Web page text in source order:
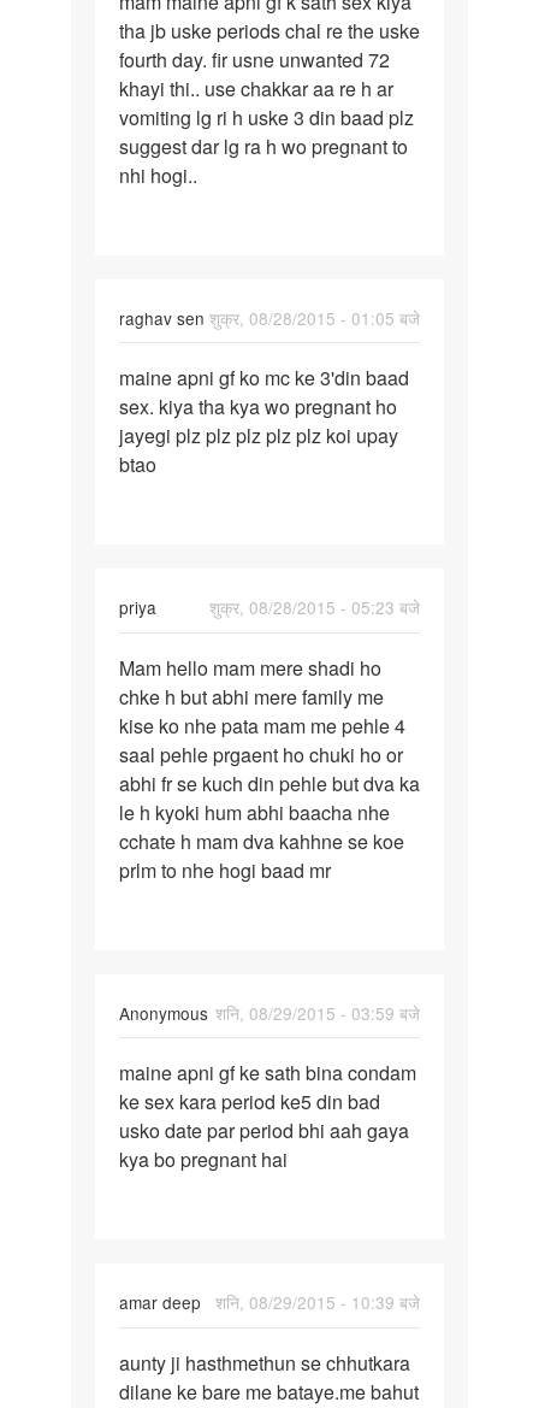
maine
apni
gf
k
sath
sex
tha jb uske periods chal re the uske
fourth day. fir usne unwanted 72
khayi thi.. use chakkar aa re h ar
vomiting lg ri h uske 3 din baad plz
suggest dar lg ra h wo pregnant to
nhi hogi..
raghav sen शुक्र, 08/28/2015 - 01:05 बजे
maine
apni
gf
ko
maine apni gf ko mc ke 3'din baad
sex. kiya tha kya wo pregnant ho
jayegi plz plz plz plz plz koi upay
btao
priya
शुक्र, 08/28/2015 - 05:23 बजे
Mam
hello
mam
mere
shadi
ho
Mam hello mam mere shadi ho
chke h but abhi mere family me
kise ko nhe pata mam me pehle 4
saal pehle prgaent ho chuki ho or
abhi fr se kuch din pehle but dva ka
le h kyoki hum abhi baacha nhe
cchate h mam dva kahhne se koe
prlm to nhe hogi baad mr
Anonymous शनि, 08/29/2015 - 03:59 बजे
maine
apni
gf
ke
maine apni gf ke sath bina condam
ke sex kara period ke5 din bad
usko date par period bhi aah gaya
kya bo pregnant hai
amar deep
शनि, 08/29/2015 - 10:39 बजे
aunty
ji
aunty ji hasthmethun se chhutkara
dilane ke bare me bataye.me bahut